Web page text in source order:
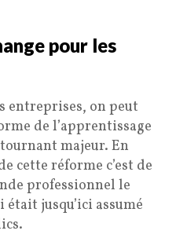
pour les
entreprises, on peut
de l’apprentissage
majeur. En
cette réforme c’est de
professionnel le
jusqu’ici assumé